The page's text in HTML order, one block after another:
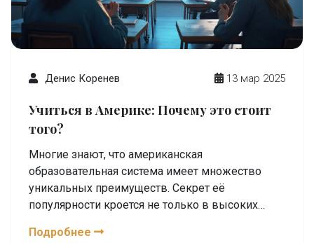
Денис Коренев 13 мар 2025
Учиться в Америке: Почему это стоит
того?
Многие знают, что американская
образовательная система имеет множество
уникальных преимуществ. Секрет её
популярности кроется не только в высоких
спектре возможностей для профессионального
Подробнее